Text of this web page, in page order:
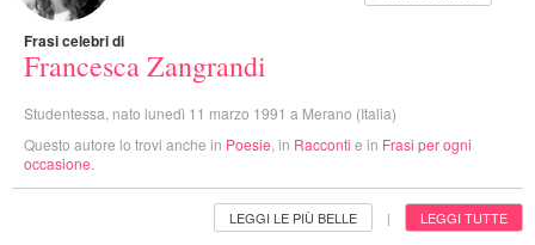
Frasi celebri di
Francesca Zangrandi
Studentessa, nato lunedì 11 marzo 1991 a Merano (Italia)
Questo autore lo trovi anche in Poesie , in Racconti e in Frasi per ogni
occasione
LEGGI LE PIÙ BELLE | LEGGI TUTTE